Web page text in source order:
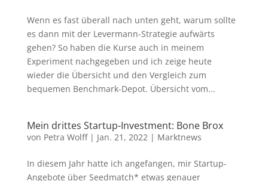
Wenn es fast überall nach unten geht, warum sollte
es dann mit der Levermann-Strategie aufwärts
gehen? So haben die Kurse auch in meinem
Experiment nachgegeben und ich zeige heute
wieder die Übersicht und den Vergleich zum
bequemen Benchmark-Depot. Übersicht vom...
Mein drittes Startup-Investment: Bone Brox
von Petra Wolff| Jan. 21, 2022| Marktnews
In diesem Jahr hatte ich angefangen, mir Startup-
Angebote über Seedmatch* etwas genauer